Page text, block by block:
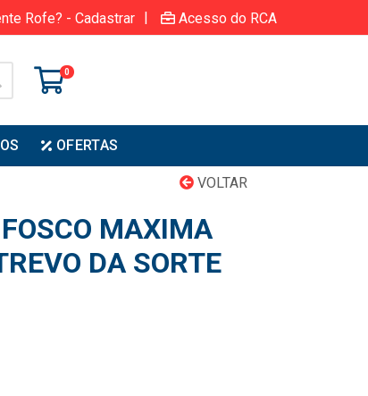
Rofe? - Cadastrar | Acesso do RCA
0
OFERTAS
VOLTAR
MAXIMA
DA SORTE